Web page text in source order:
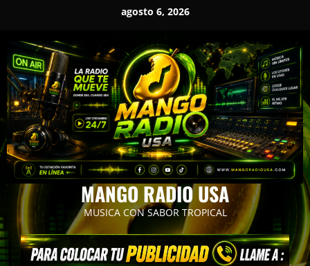
contenido
agosto 6, 2026
MANGO RADIO USA
MUSICA CON SABOR TROPICAL